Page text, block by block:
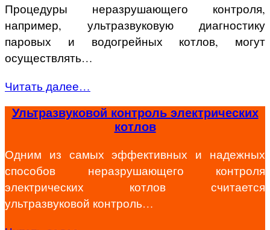
Процедуры неразрушающего контроля,
например, ультразвуковую диагностику
паровых и водогрейных котлов, могут
осуществлять…
Читать далее…
Ультразвуковой контроль электрических
котлов
Одним из самых эффективных и надежных
способов неразрушающего контроля
электрических котлов считается
ультразвуковой контроль…